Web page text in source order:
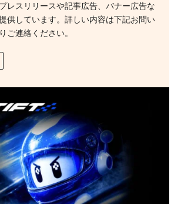
レスリリースや記事広告、バナー広告な
供しています。詳しい内容は下記お問い
ご連絡ください。